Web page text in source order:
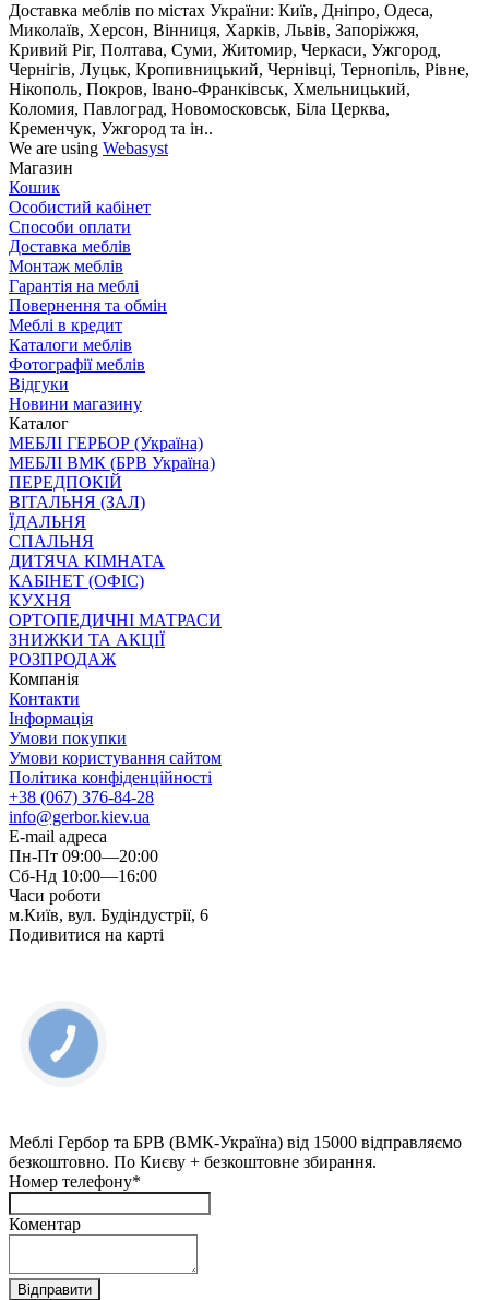
Доставка меблів по містах України: Київ, Дніпро, Одеса,
Миколаїв, Херсон, Вінниця, Харків, Львів, Запоріжжя,
Кривий Ріг, Полтава, Суми, Житомир, Черкаси, Ужгород,
Чернігів, Луцьк, Кропивницький, Чернівці, Тернопіль, Рівне,
Нікополь, Покров, Івано-Франківськ, Хмельницький,
Коломия, Павлоград, Новомосковськ, Біла Церква,
Кременчук, Ужгород та ін..
We are using Webasyst
Магазин
Кошик
Особистий кабінет
Способи оплати
Доставка меблів
Монтаж меблів
Гарантія на меблі
Повернення та обмін
Меблі в кредит
Каталоги меблів
Фотографії меблів
Відгуки
Новини магазину
Каталог
МЕБЛІ ГЕРБОР (Україна)
МЕБЛІ ВМК (БРВ Україна)
ПЕРЕДПОКІЙ
ВІТАЛЬНЯ (ЗАЛ)
ЇДАЛЬНЯ
СПАЛЬНЯ
ДИТЯЧА КІМНАТА
КАБІНЕТ (ОФІС)
КУХНЯ
ОРТОПЕДИЧНІ МАТРАСИ
ЗНИЖКИ ТА АКЦІЇ
РОЗПРОДАЖ
Компанія
Контакти
Інформація
Умови покупки
Умови користування сайтом
Політика конфіденційності
+38 (067) 376-84-28
info@gerbor.kiev.ua
E-mail адреса
Пн-Пт 09:00—20:00
Сб-Нд 10:00—16:00
Часи роботи
м.Київ, вул. Будіндустрії, 6
Подивитися на карті
Меблі Гербор та БРВ (ВМК-Україна) від 15000 відправляємо
безкоштовно. По Києву + безкоштовне збирання.
Номер телефону*
Коментар
КНОПКА
ЗВ'ЯЗКУ